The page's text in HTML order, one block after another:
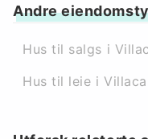
Andre
Hus til salgs i
Hus til leie i